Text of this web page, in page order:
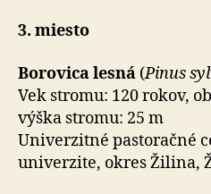
3. miesto
Borovica lesná (Pinus
Vek stromu: 120 rokov,
výška stromu: 25 m
Univerzitné pastoračné
univerzite, okres Žilina,